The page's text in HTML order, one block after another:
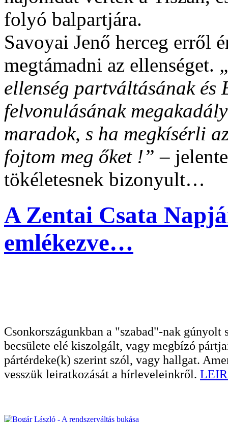
folyó balpartjára.
Savoyai Jenő herceg erről
megtámadni az ellenséget.
ellenség partváltásának és
felvonulásának
maradok, s ha megkísérli
fojtom meg őket !” –
tökéletesnek bizonyult…
A Zentai Csata
emlékezve…
Csonkországunkban a "szabad"-nak
becsülete elé kiszolgált, vagy megbízó
pártérdeke(k) szerint szól, vagy hallgat.
vesszük leiratkozását a hírleveleinkről.